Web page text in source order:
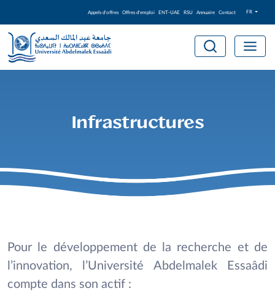
FR
Appels d'offres Offres d'emploi ENT-UAE RSU Annuaire Contact
Infrastructures
Pour le développement de la recherche et de
l’innovation, l’Université Abdelmalek Essaâdi
compte dans son actif :